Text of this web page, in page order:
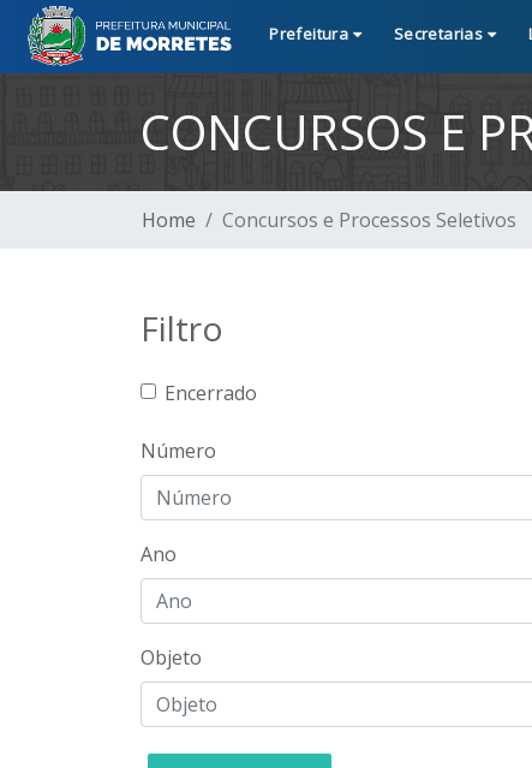
Prefeitura Secretarias
CONCURSOS E
Home Concursos e Processos Seletivos
Filtro
Encerrado
Número
Ano
Objeto